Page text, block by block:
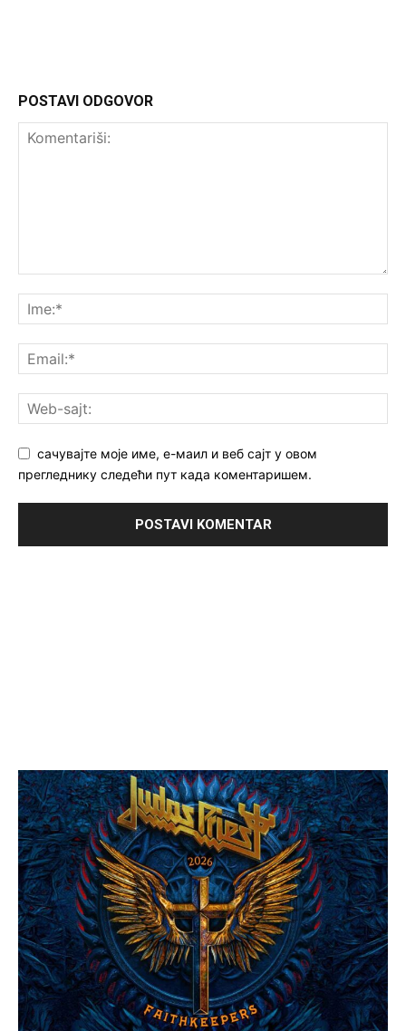
POSTAVI ODGOVOR
сачувајте моје име, е-маил и веб сајт у овом
прегледнику следећи пут када коментаришем.